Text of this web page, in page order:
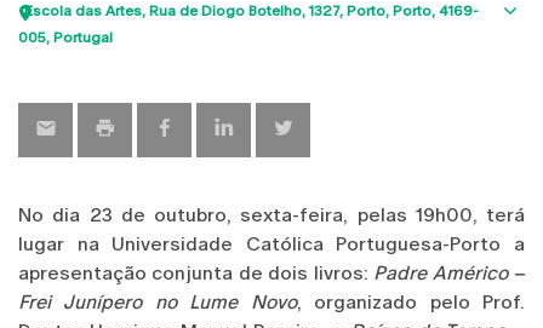
Escola das Artes Rua de Diogo Botelho, 1327 Porto Porto 4169-
005 Portugal
No dia 23 de outubro, sexta-feira, pelas 19h00, terá
lugar na Universidade Católica Portuguesa-Porto a
apresentação conjunta de dois livros: Padre Américo –
Frei Junípero no Lume Novo, organizado pelo Prof.